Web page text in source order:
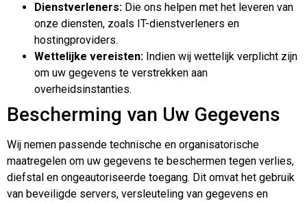
Dienstverleners: Die ons helpen met het leveren van
onze diensten, zoals IT-dienstverleners en
hostingproviders.
Wettelijke vereisten: Indien wij wettelijk verplicht zijn
om uw gegevens te verstrekken aan
overheidsinstanties.
Bescherming van Uw Gegevens
Wij nemen passende technische en organisatorische
maatregelen om uw gegevens te beschermen tegen verlies,
diefstal en ongeautoriseerde toegang. Dit omvat het gebruik
van beveiligde servers, versleuteling van gegevens en